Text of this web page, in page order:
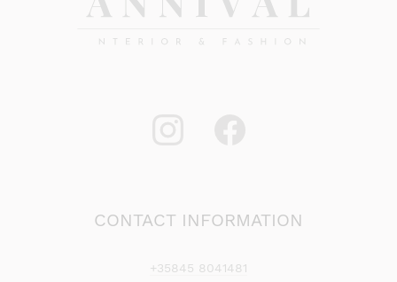
CONTACT INFORMATION
+35845 8041481